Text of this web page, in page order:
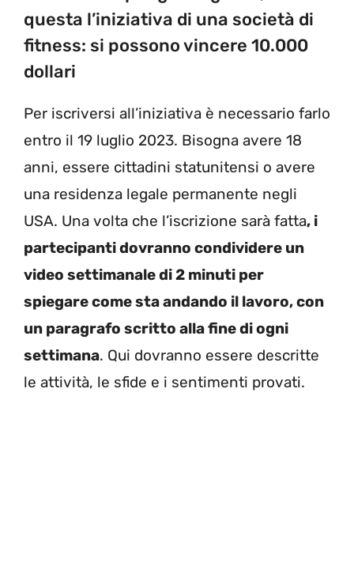
questa l’iniziativa di una società di
fitness: si possono vincere 10.000
dollari
Per iscriversi all’iniziativa è necessario farlo
entro il 19 luglio 2023. Bisogna avere 18
anni, essere cittadini statunitensi o avere
una residenza legale permanente negli
USA. Una volta che l’iscrizione sarà fatta, i
partecipanti dovranno condividere un
video settimanale di 2 minuti per
spiegare come sta andando il lavoro, con
un paragrafo scritto alla fine di ogni
settimana. Qui dovranno essere descritte
le attività, le sfide e i sentimenti provati.